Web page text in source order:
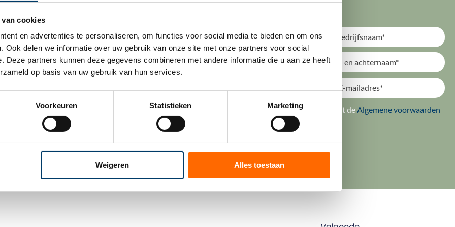
cookies
en advertenties te personaliseren, om functies voor social media te bieden en om ons
Ook delen we informatie over uw gebruik van onze site met onze partners voor social
Deze partners kunnen deze gegevens combineren met andere informatie die u aan ze heeft
op basis van uw gebruik van hun services.
Voorkeuren Statistieken Marketing
Weigeren Alles toestaan
voor de btw en moeten de afgenomen diensten (en/of goederen) worden gebruikt voor btw-
deelnemingen wordt veelal niet eenvoudig aan deze voorwaarden voldaan, zodat de btw op
(ook bij ondernemingen die normaal gesproken wel btw-belast presteren en aftrekrecht hebben!).
van dergelijke transacties is het, op basis van beleid en jurisprudentie, onder voorwaarden wel
aftrek van voorbelasting te creëren en/of te voorkomen dat kostprijsverhogende btw in rekening wordt
van de feitelijke situatie en is dus maatwerk.
krijgen met aftrekbeperkingen ten aanzien van (onder meer) verkoopkosten van een deelneming.
transacties gemoeid zijn, kan dit een fors nadeel zijn. Door op tijd te kijken naar de
nadeel (gedeeltelijk) worden voorkomen. Daarbij is het van belang om bij een dergelijke beoordeling
de gevolgen voor de vennootschapsbelasting (vpb) in kaart te brengen.
deelneming te verkopen? Onder het adagium “voorkomen is beter dan genezen” raden wij aan om
op) kosten in aftrek brengt. Neemt u gerust contact met ons op via uw relatiebeheerder, per mail via
2 504 504. Vanzelfsprekend helpen wij u ook graag met al uw andere fiscale vraagstukken.
ik ga akkoord met deAlgemene voorwaarden
Verstuur